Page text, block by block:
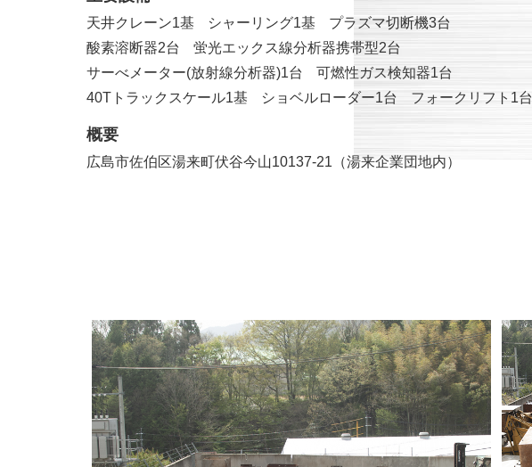
天井クレーン1基 シャーリング1基
プラズマ切断機3台
酸素溶断器2台
蛍光エックス線分析器携帯型2台
サーべメーター(放射線分析器)1台
可燃性ガス検知器1台
40Tトラックスケール1基
ショベルローダー1台 フォークリフト1台
概要
広島市佐伯区湯来町伏谷今山10137-21（湯来企業団地内）